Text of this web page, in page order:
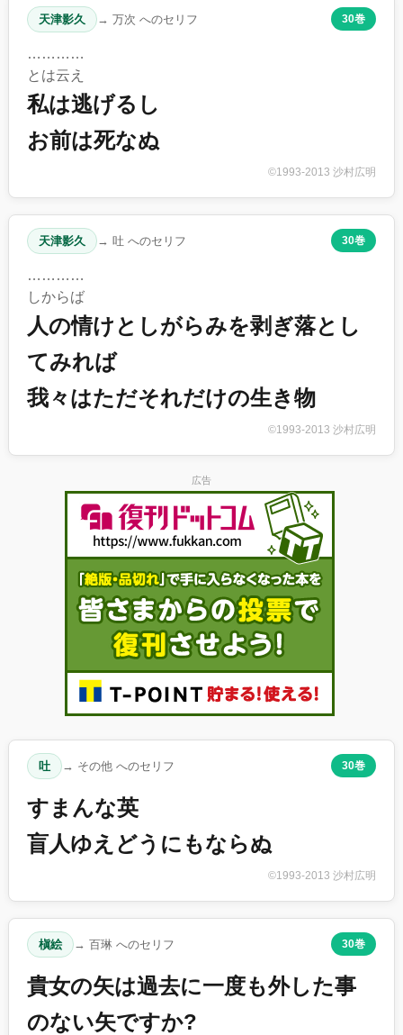
天津影久 → 万次 へのセリフ 30巻
…………
とは云え
私は逃げるし
お前は死なぬ
©1993-2013 沙村広明
天津影久 → 吐 へのセリフ 30巻
…………
しからば
人の情けとしがらみを剥ぎ落とし
てみれば
我々はただそれだけの生き物
©1993-2013 沙村広明
広告
吐 → その他 へのセリフ 30巻
すまんな英
盲人ゆえどうにもならぬ
©1993-2013 沙村広明
槇絵 → 百琳 へのセリフ 30巻
貴女の矢は過去に一度も外した事
のない矢ですか?